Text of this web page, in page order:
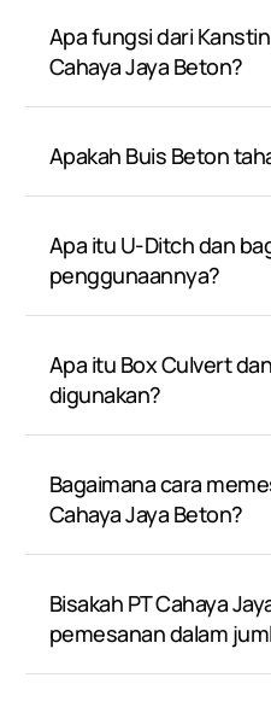
Apa fungsi dari
Cahaya Jaya Beton?
Apakah Buis Beton
Apa itu U-Ditch dan
penggunaannya?
Apa itu Box Culvert
digunakan?
Bagaimana cara
Cahaya Jaya Beton?
Bisakah PT Cahaya
pemesanan dalam